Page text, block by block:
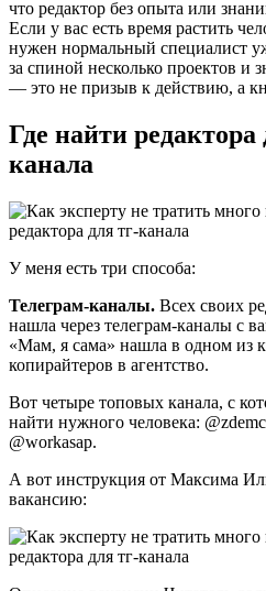
что редактор без опыта или
Если у вас есть время растить
нужен нормальный специалист
за спиной несколько проектов и
— это не призыв к действию, а
Где найти редактора
канала
У меня есть три способа:
Телеграм-каналы. Всех своих
нашла через телеграм-каналы с
«Мам, я сама» нашла в одном из
копирайтеров в агентство.
Вот четыре топовых канала, с
найти нужного человека:
@workasap.
А вот инструкция от Максима
вакансию: